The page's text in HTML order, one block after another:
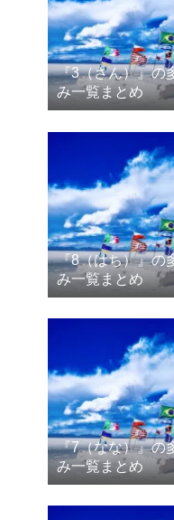
『3（さん）』の
み一覧まとめ
『8（はち）』の
み一覧まとめ
『7（なな）』の
み一覧まとめ